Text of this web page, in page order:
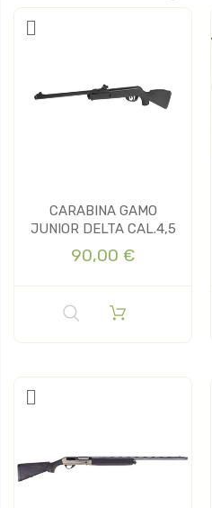
CARABINA GAMO
JUNIOR DELTA CAL.4,5
90,00 €